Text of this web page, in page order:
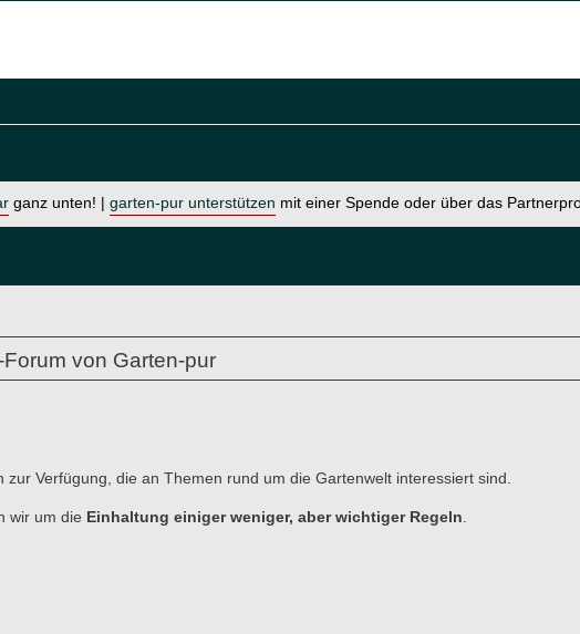
ganz unten! | garten-pur unterstützen mit einer Spende oder über das
von Garten-pur
Verfügung, die an Themen rund um die Gartenwelt interessiert sind.
wir um die Einhaltung einiger weniger, aber wichtiger Regeln